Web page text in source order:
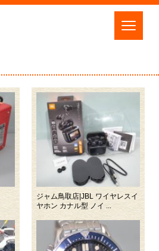
ジャム鳥取店|JBL ワイヤレスイ
ヤホン カナル型 ノイ ...